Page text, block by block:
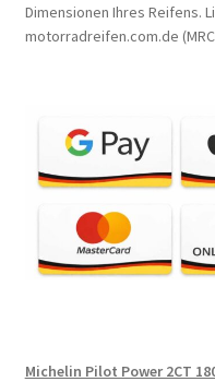
Dimensionen Ihres Reifens.
motorradreifen.com.de
Michelin Pilot Power 2CT